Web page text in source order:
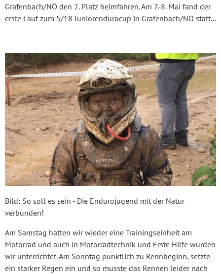
Grafenbach/NÖ den 2. Platz heimfahren. Am 7.-8. Mai fand der
erste Lauf zum 5/18 Juniorendurocup in Grafenbach/NÖ statt...
Bild: So soll es sein - Die Endurojugend mit der Natur
verbunden!
Am Samstag hatten wir wieder eine Trainingseinheit am
Motorrad und auch in Motorradtechnik und Erste Hilfe wurden
wir unterrichtet. Am Sonntag pünktlich zu Rennbeginn, setzte
ein starker Regen ein und so musste das Rennen leider nach